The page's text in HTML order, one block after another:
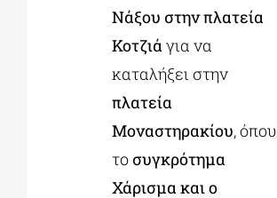
Νάξου στην πλατεία
Κοτζιά για να
καταλήξει στην
πλατεία
Μοναστηρακίου, όπου
το συγκρότημα
Χάρισμα και ο